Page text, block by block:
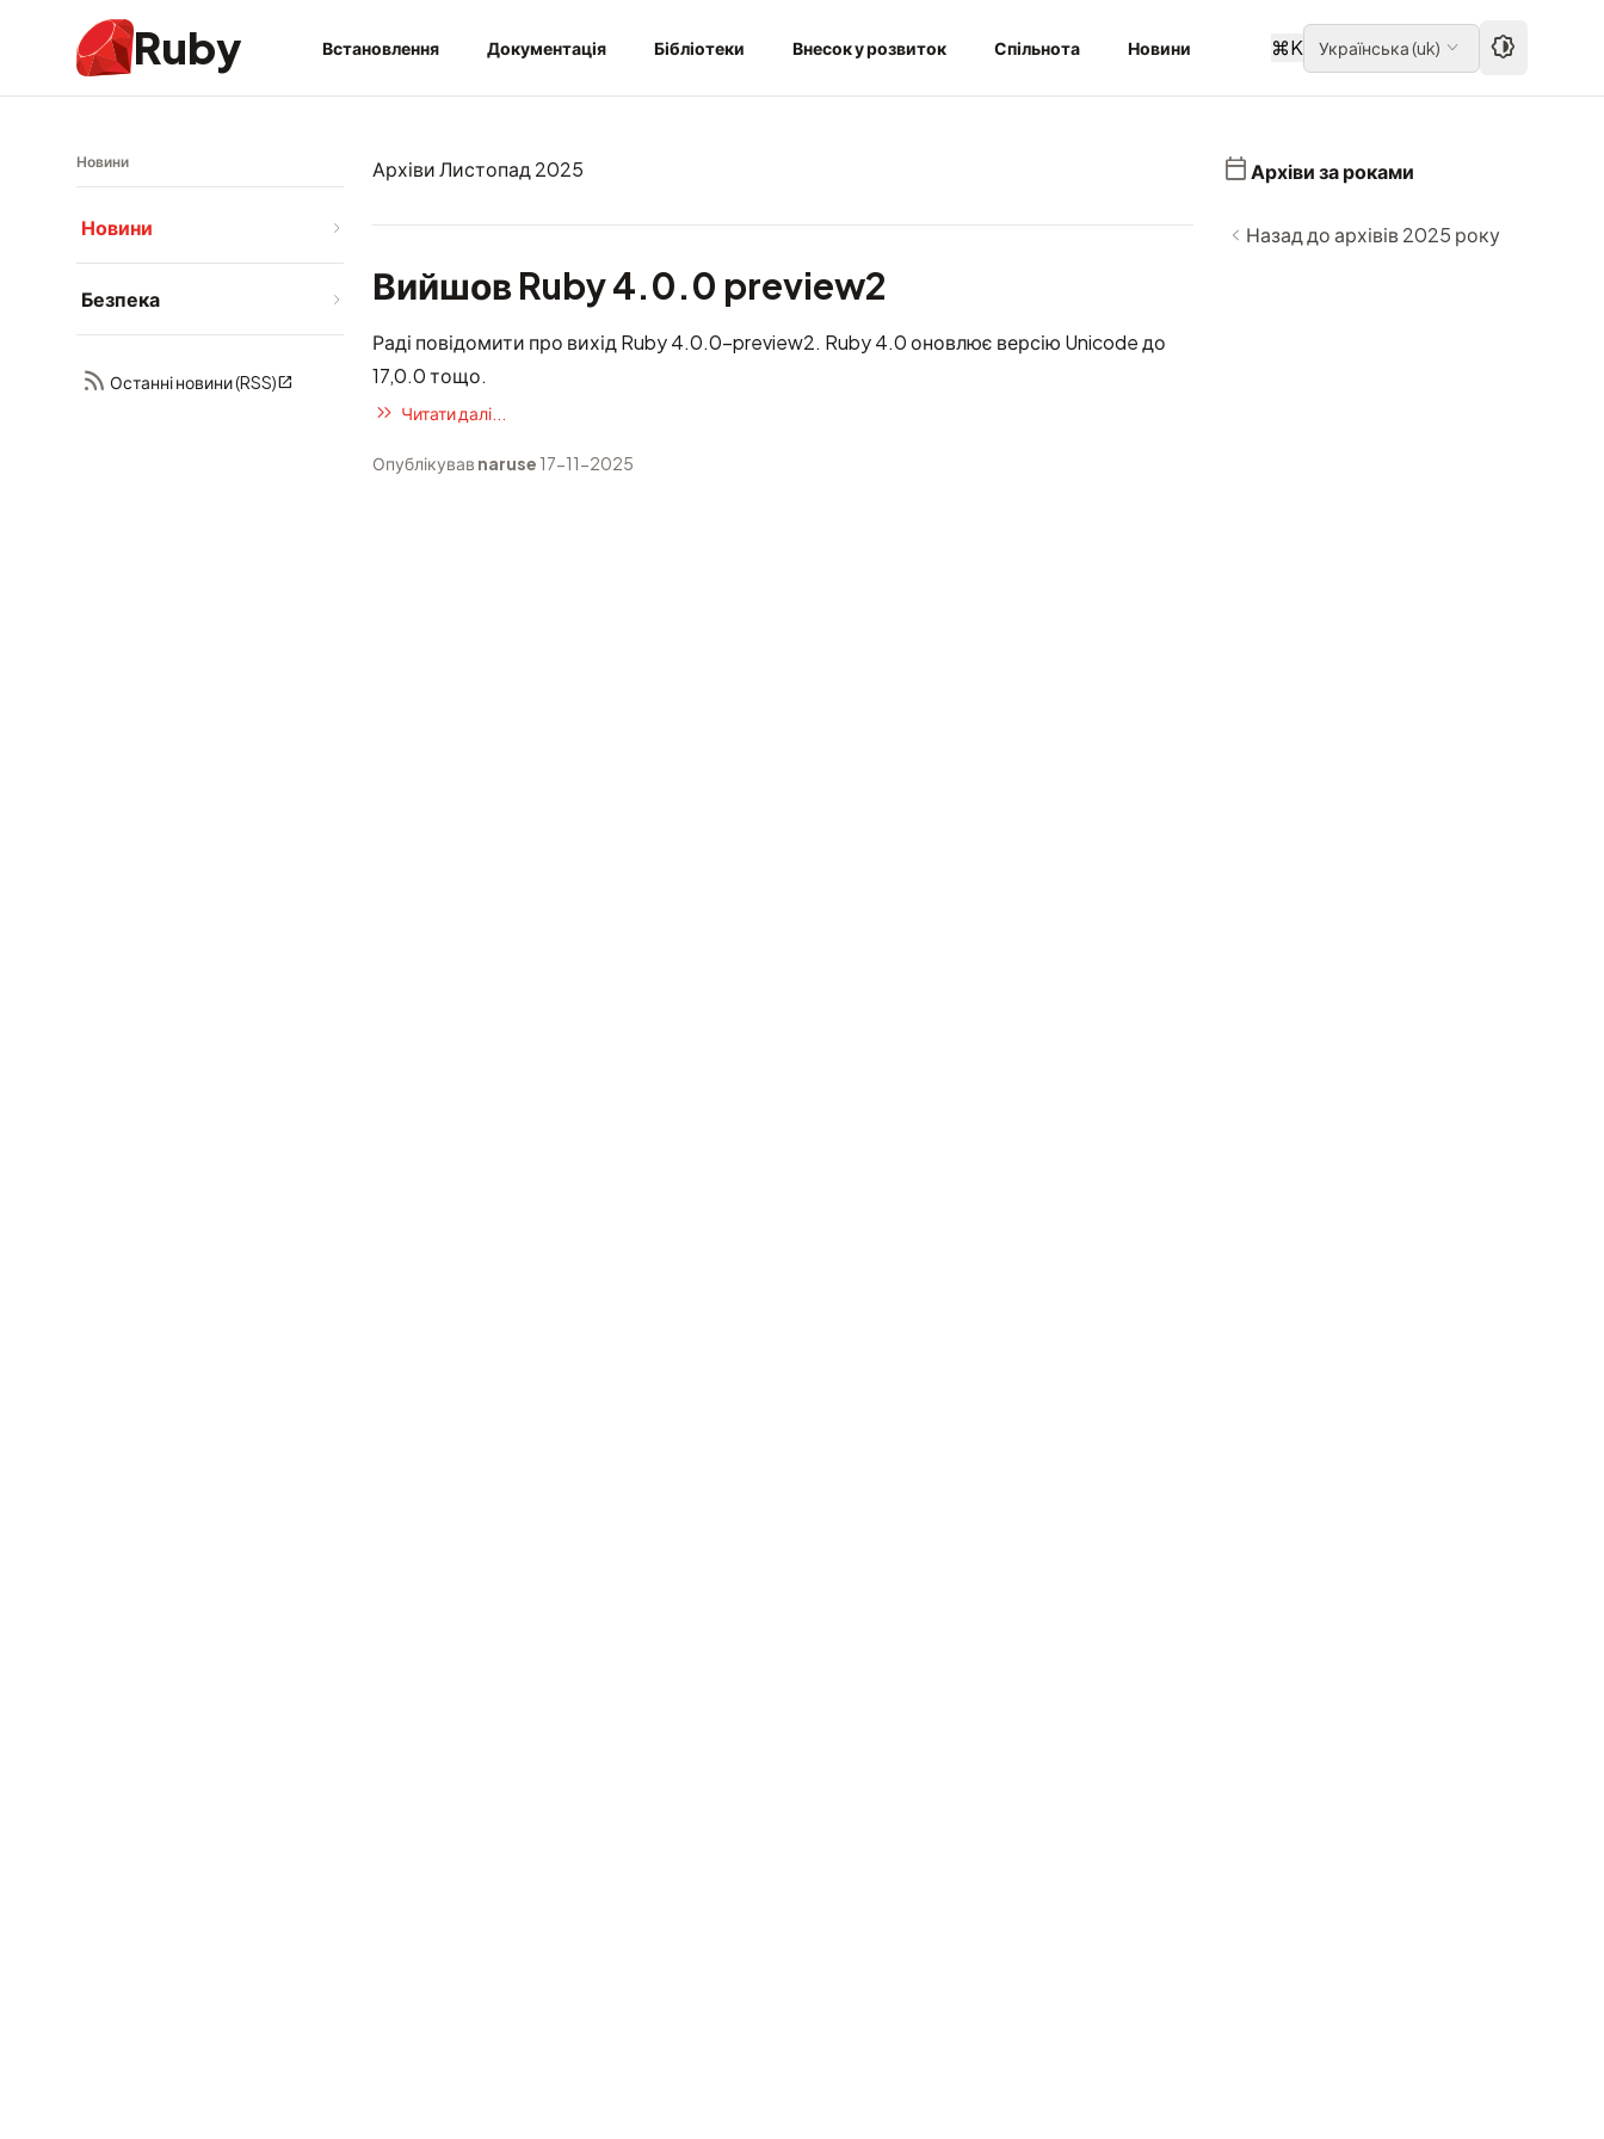
Ruby Встановлення Документація Бібліотеки Внесок у розвиток Спільнота Новини ⌘K Українська(uk)
Новини
Новини
Безпека
Останні новини (RSS)
Архіви Листопад 2025
Вийшов Ruby 4.0.0 preview2
Раді повідомити про вихід Ruby 4.0.0-preview2. Ruby 4.0 оновлює версію Unicode до
17,0.0 тощо.
Читати далі...
Опублікував naruse 17-11-2025
Архіви за роками
Назад до архівів 2025 року